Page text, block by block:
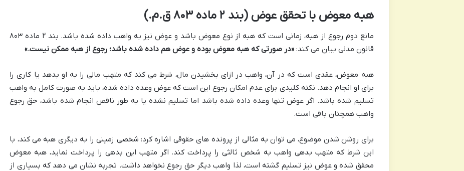
هبه معوض با تحقق عوض (بند ۲ ماده ۸۰۳ ق.م.)
مانع دوم رجوع از هبه، زمانی است که هبه از نوع معوض باشد و عوض نیز به واهب داده شده باشد. بند ۲ ماده ۸۰۳
قانون مدنی بیان می کند:«در صورتی که هبه معوض بوده و عوض هم داده شده باشد؛ رجوع از هبه ممکن نیست.»
هبه معوض، عقدی است که در آن، واهب در ازای بخشیدن مال، شرط می کند که متهب مالی را به او بدهد یا کاری را
برای او انجام دهد. نکته کلیدی برای عدم امکان رجوع این است که عوض وعده داده شده، باید به صورت کامل به واهب
تسلیم شده باشد. اگر عوض تنها وعده داده شده باشد اما تسلیم نشده یا به طور ناقص انجام شده باشد، حق رجوع
واهب همچنان باقی است.
برای روشن شدن موضوع، می توان به مثالی از پرونده های حقوقی اشاره کرد: شخصی زمینی را به دیگری هبه می کند، با
این شرط که متهب بدهی واهب به شخص ثالثی را پرداخت کند. اگر متهب این بدهی را پرداخت نماید، هبه معوض
محقق شده و عوض نیز تسلیم گشته است، لذا واهب دیگر حق رجوع نخواهد داشت. تجربه نشان می دهد که بسیاری از